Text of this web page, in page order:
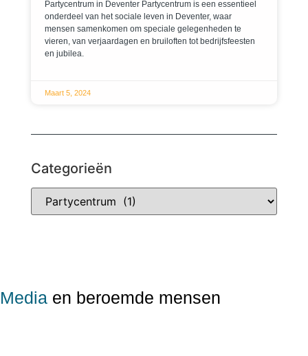
Categorieën
Partycentrum in Deventer Partycentrum is een essentieel
onderdeel van het sociale leven in Deventer, waar
mensen samenkomen om speciale gelegenheden te
vieren, van verjaardagen en bruiloften tot bedrijfsfeesten
en jubilea.
Maart 5, 2024
Media en beroemde mensen